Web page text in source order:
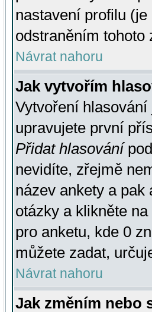
nastavení profilu
odstraněním tohoto
Návrat nahoru
Jak vytvořím
Vytvoření
upravujete první
Přidat hlasování
nevidíte, zřejmě
název ankety a pak
otázky a klikněte na
pro anketu, kde 0
můžete zadat,
Návrat nahoru
Jak změním nebo